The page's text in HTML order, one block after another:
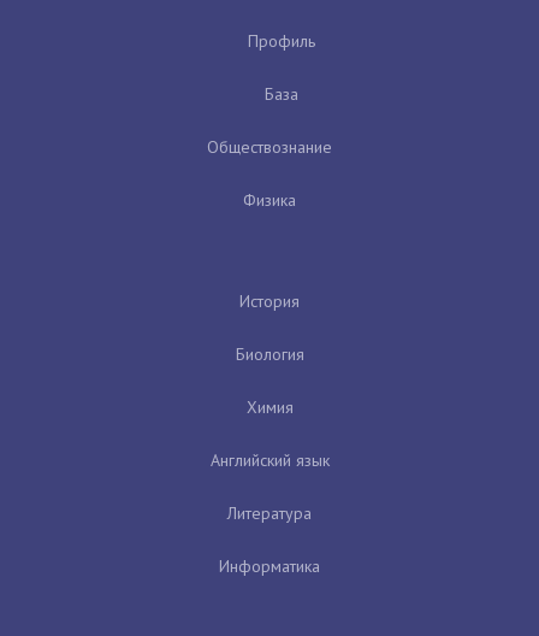
Профиль
База
Обществознание
Физика
История
Биология
Химия
Английский язык
Литература
Информатика